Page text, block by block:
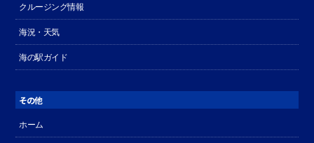
クルージング情報
海況・天気
海の駅ガイド
その他
ホーム